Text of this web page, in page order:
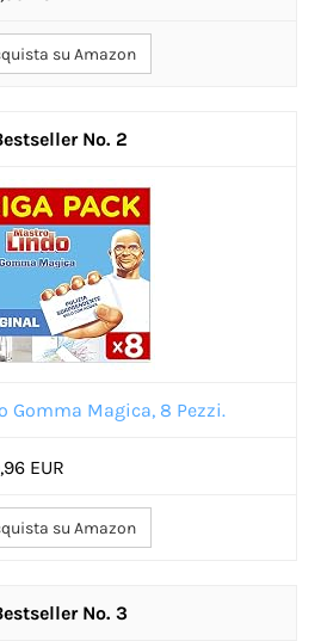
su Amazon
2
Gomma Magica, 8 Pezzi.
EUR
su Amazon
3